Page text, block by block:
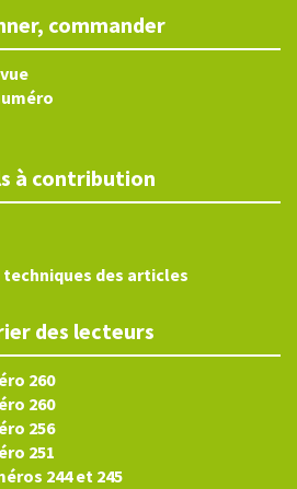
commander
à contribution
des articles
des lecteurs
260
260
256
251
244 et 245